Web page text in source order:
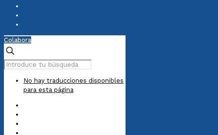
Colabora
No hay traducciones disponibles
para esta página